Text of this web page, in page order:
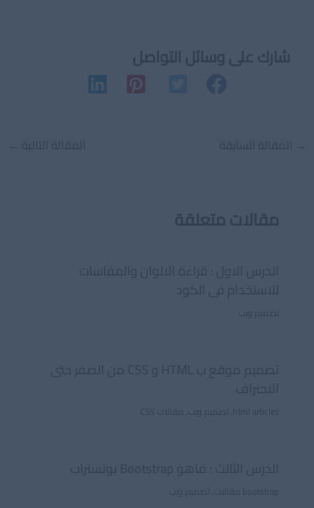
شارك على وسائل التواصل
Post
→ المقالة السابقة المقالة التالية ←
مقالات متعلقة
الدرس الاول : قراءة الالوان والمقاسات
للاستخدام فى الكود
تصميم ويب
تصميم موقع ب HTML و CSS من الصفر حتى
الاحتراف
html articles تصميم ويب مقالات CSS
الدرس الثالث : ماهو Bootstrap بوتستراب
bootstrap مقالات تصميم ويب